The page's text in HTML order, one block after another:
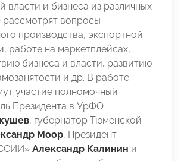
власти и бизнеса из различных
вопросы
производства, экспортной
работе на маркетплейсах,
бизнеса и власти, развитию
и др. В работе
участие полномочный
Президента в УрФО
, губернатор Тюменской
Моор, Президент
Александр Калинин и